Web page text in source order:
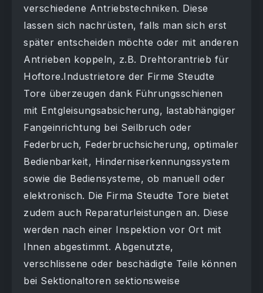
verschiedene Antriebstechniken. Diese
lassen sich nachrüsten, falls man sich erst
später entscheiden möchte oder mit anderen
Antrieben koppeln, z.B. Drehtorantrieb für
Hoftore.Industrietore der Firme Steudte
Tore überzeugen dank Führungsschienen
mit Entgleisungsabsicherung, lastabhängiger
Fangeinrichtung bei Seilbruch oder
Federbruch, Federbruchsicherung, optimaler
Bedienbarkeit, Hinderniserkennungssystem
sowie die Bediensysteme, ob manuell oder
elektronisch. Die Firma Steudte Tore bietet
zudem auch Reparaturleistungen an. Diese
werden nach einer Inspektion vor Ort mit
Ihnen abgestimmt. Abgenutzte,
verschlissene oder beschädigte Teile können
bei Sektionaltoren sektionsweise